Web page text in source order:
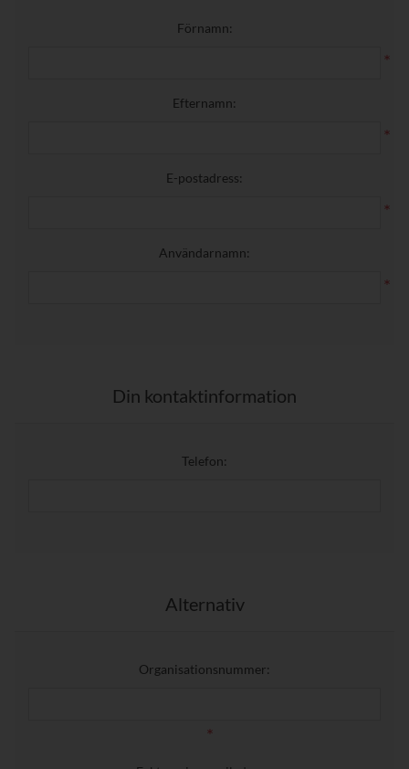
Förnamn:
*
Efternamn:
*
E-postadress:
*
Användarnamn:
*
Din kontaktinformation
Telefon:
Alternativ
Organisationsnummer:
*